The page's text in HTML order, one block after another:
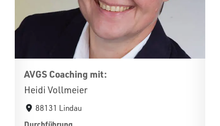
AVGS Coaching mit:
Heidi Vollmeier
88131 Lindau